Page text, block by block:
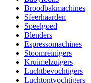
Broodbakmachines
Sfeerhaarden
Speelgoed
Blenders
Espressomachines
Stoomreinigers
Kruimelzuigers
Luchtbevochtigers
Luchtontvochtigers